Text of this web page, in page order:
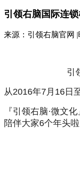
引领右脑国际连
来源：引领右脑官网 |
引
从2016年7月16日
『引领右脑·微文化
陪伴大家6个年头啦